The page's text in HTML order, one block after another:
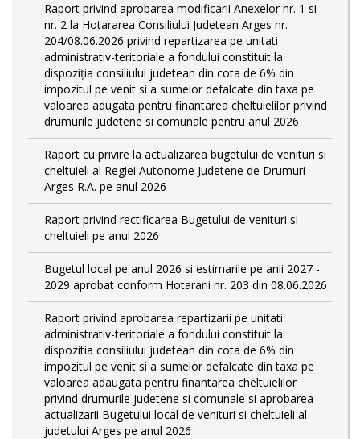
Raport privind aprobarea modificarii Anexelor nr. 1 si
nr. 2 la Hotararea Consiliului Judetean Arges nr.
204/08.06.2026 privind repartizarea pe unitati
administrativ-teritoriale a fondului constituit la
dispoziția consiliului judetean din cota de 6% din
impozitul pe venit si a sumelor defalcate din taxa pe
valoarea adugata pentru finantarea cheltuielilor privind
drumurile judetene si comunale pentru anul 2026
Raport cu privire la actualizarea bugetului de venituri si
cheltuieli al Regiei Autonome Judetene de Drumuri
Arges R.A. pe anul 2026
Raport privind rectificarea Bugetului de venituri si
cheltuieli pe anul 2026
Bugetul local pe anul 2026 si estimarile pe anii 2027 -
2029 aprobat conform Hotararii nr. 203 din 08.06.2026
Raport privind aprobarea repartizarii pe unitati
administrativ-teritoriale a fondului constituit la
dispozitia consiliului judetean din cota de 6% din
impozitul pe venit si a sumelor defalcate din taxa pe
valoarea adaugata pentru finantarea cheltuielilor
privind drumurile judetene si comunale si aprobarea
actualizarii Bugetului local de venituri si cheltuieli al
judetului Arges pe anul 2026